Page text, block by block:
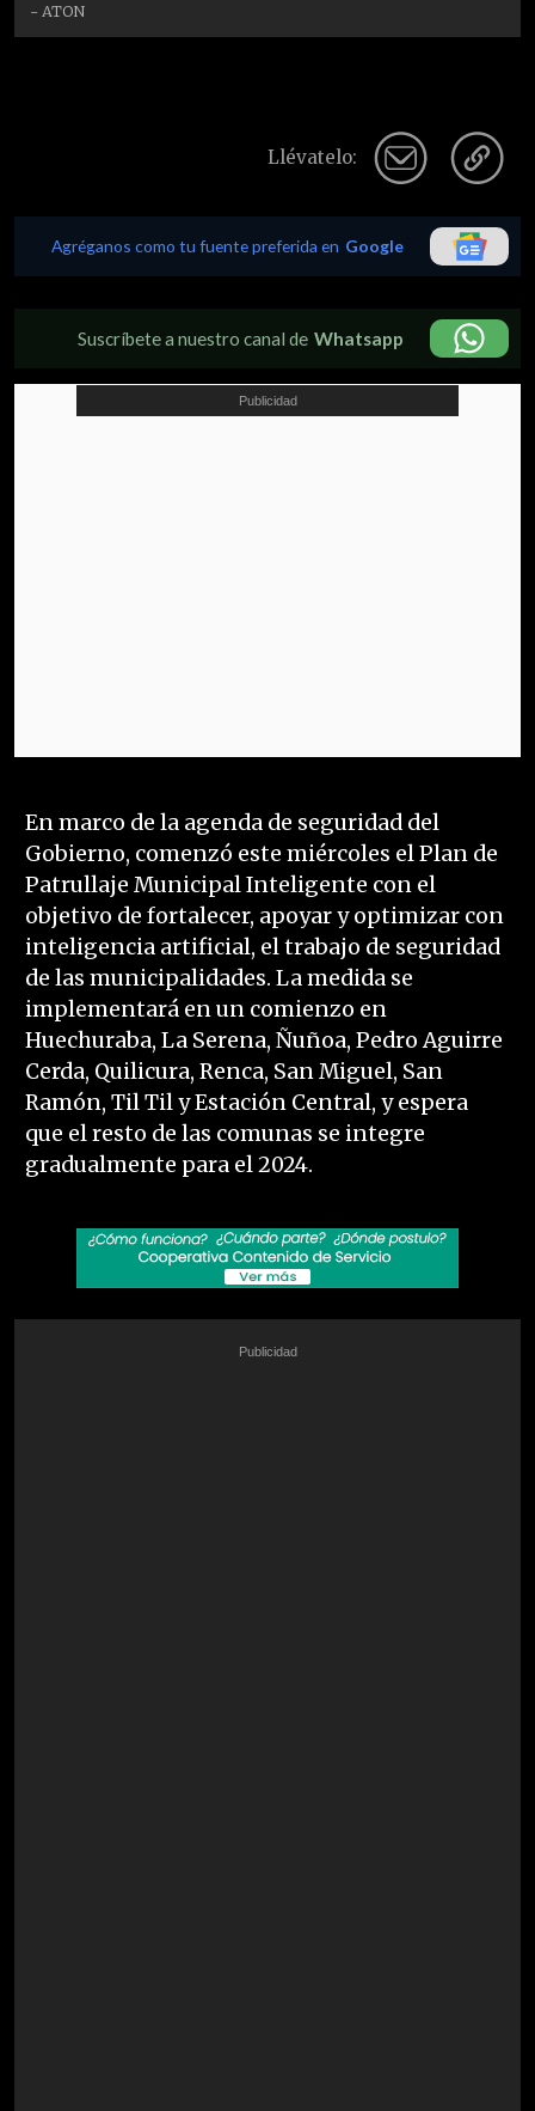
- ATON
Llévatelo:
Agréganos como tu fuente preferida en Google
Suscríbete a nuestro canal de Whatsapp
En marco de la agenda de seguridad del
Gobierno, comenzó este miércoles el Plan de
Patrullaje Municipal Inteligente con el
objetivo de fortalecer, apoyar y optimizar con
inteligencia artificial, el trabajo de seguridad
de las municipalidades. La medida se
implementará en un comienzo en
Huechuraba, La Serena, Ñuñoa, Pedro Aguirre
Cerda, Quilicura, Renca, San Miguel, San
Ramón, Til Til y Estación Central, y espera
que el resto de las comunas se integre
gradualmente para el 2024.